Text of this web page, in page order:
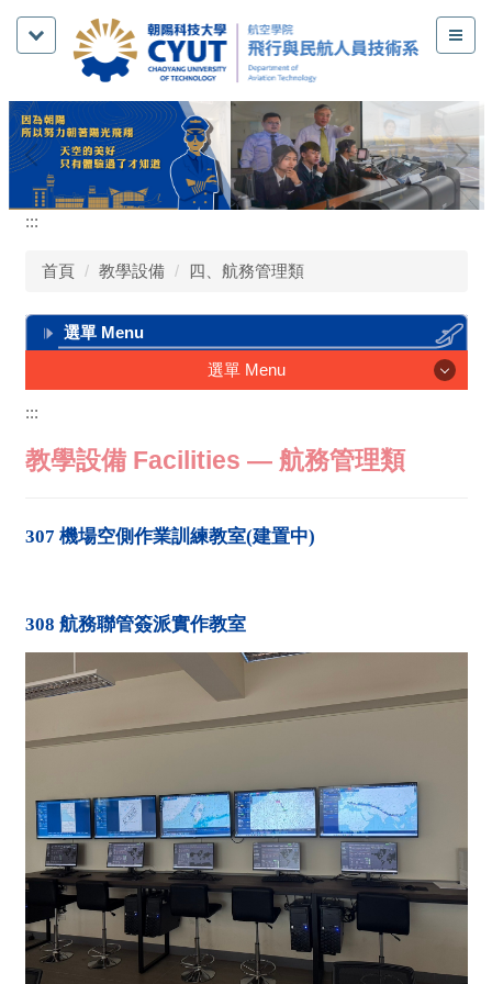
跳
內
容
區
:::
首頁 教學設備 四、航務管理類
選單 Menu
選單 Menu
教育團隊
國際合作
產學合作
從起飛到落地D&A
學生職涯發展
民航人員忙什麼?
民航技術小遊戲
下載專區
:::
教學設備 Facilities — 航務管理類
307 機場空側作業訓練教室(建置中)
308 航務聯管簽派實作教室